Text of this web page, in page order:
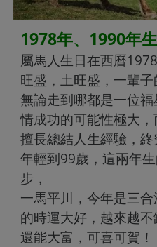
1978年、1990年
屬馬人生日在西曆
旺盛，土旺盛，一輩子
無論走到哪都是一位
情成功的可能性極大，
擅長總結人生經驗，
年輕到99歲，這兩年
步，
一馬平川，今年是三
的時運大好，越來越
還能大富，可喜可賀！